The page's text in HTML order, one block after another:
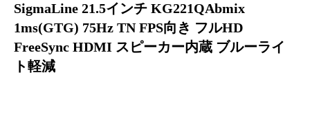
SigmaLine 21.5インチ KG221QAbmix
1ms(GTG) 75Hz TN FPS向き フルHD
FreeSync HDMI スピーカー内蔵 ブルーライ
ト軽減